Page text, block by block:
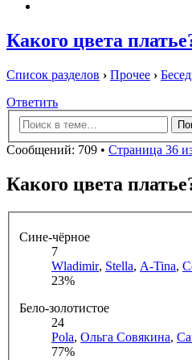
Какого цвета
Список разделов › Прочее ›
Ответить
Сообщений: 709 • Страница 36
Какого цвета
Сине-чёрное
7
Wladimir, Stella, A-Tina,
23%
Бело-золотистое
24
Pola, Ольга Совякина,
77%